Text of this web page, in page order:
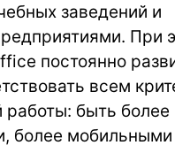
заведений и
При
постоянно
всем
работы: быть более
более мобильными